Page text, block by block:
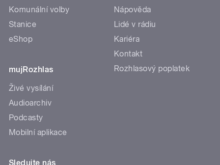
Komunální volby
Stanice
eShop
mujRozhlas
Živé vysílání
Audioarchiv
Podcasty
Mobilní aplikace
Nápověda
Lidé v rádiu
Kariéra
Kontakt
Rozhlasový poplatek
Sledujte nás